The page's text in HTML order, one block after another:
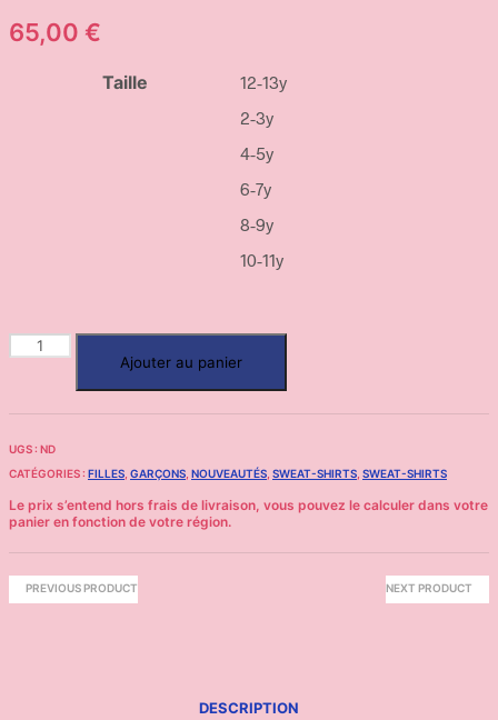
65,00 €
Taille
12-13y
2-3y
4-5y
6-7y
8-9y
10-11y
Ajouter au panier
UGS : ND
CATÉGORIES : FILLES GARÇONS NOUVEAUTÉS SWEAT-SHIRTS SWEAT-SHIRTS
PREVIOUS PRODUCT NEXT PRODUCT
DESCRIPTION